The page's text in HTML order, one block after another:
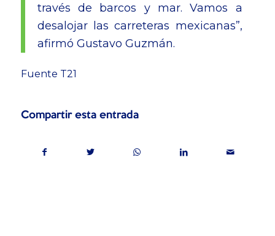
través de barcos y mar. Vamos a
desalojar las carreteras mexicanas”,
afirmó Gustavo Guzmán.
Fuente T21
Compartir esta entrada